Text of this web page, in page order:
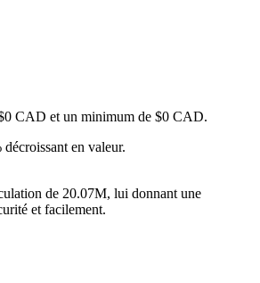
CAD et un minimum de $0 CAD.
en valeur.
de 20.07M, lui donnant une
et facilement.